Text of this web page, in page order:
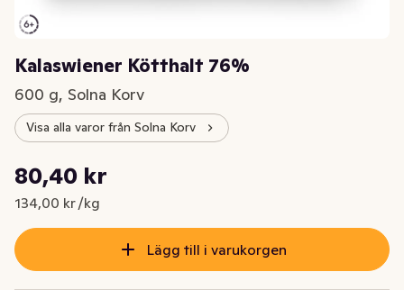
Kalaswiener Kötthalt 76%
600 g, Solna Korv
Visa alla varor från Solna Korv
Nuvarande pris är: 80,40 kr
80,40 kr
134,00 kr /kg
Styckpris: 134,00 kr /kg
Lägg till i varukorgen